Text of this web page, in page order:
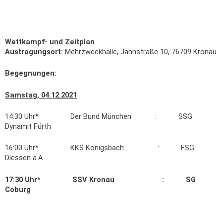
Wettkampf- und Zeitplan
Austragungsort: Mehrzweckhalle, Jahnstraße 10, 76709 Kronau
Begegnungen:
Samstag, 04.12.2021
14:30 Uhr* Der Bund München : SSG
Dynamit Fürth
16:00 Uhr* KKS Königsbach : FSG
Diessen a.A.
17:30 Uhr* SSV Kronau : SG
Coburg